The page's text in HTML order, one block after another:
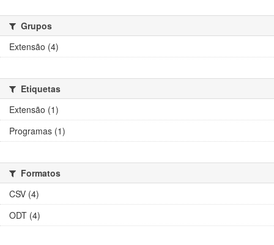
Grupos
Extensão (4)
Etiquetas
Extensão (1)
Programas (1)
Formatos
CSV (4)
ODT (4)